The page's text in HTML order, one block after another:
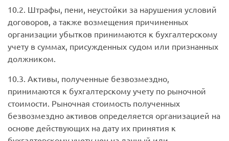
10.2. Штрафы, пени, неустойки за нарушения условий
договоров, а также возмещения причиненных
организации убытков принимаются к бухгалтерскому
учету в суммах, присужденных судом или признанных
должником.
10.3. Активы, полученные безвозмездно,
принимаются к бухгалтерскому учету по рыночной
стоимости. Рыночная стоимость полученных
безвозмездно активов определяется организацией на
основе действующих на дату их принятия к